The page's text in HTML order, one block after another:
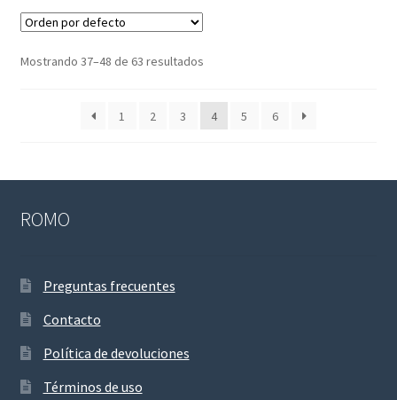
Mostrando 37–48 de 63 resultados
1 2 3 4 5 6
ROMO
Preguntas frecuentes
Contacto
Política de devoluciones
Términos de uso